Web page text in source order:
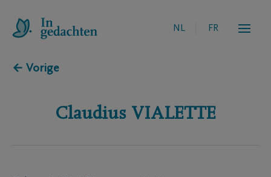
NL FR
← Vorige
Claudius VIALETTE